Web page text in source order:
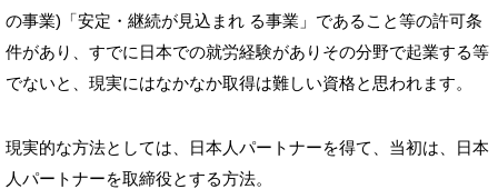
の事業)「安定・継続が見込まれ る事業」であること等の許可条
件があり、すでに日本での就労経験がありその分野で起業する等
でないと、現実にはなかなか取得は難しい資格と思われます。
現実的な方法としては、日本人パートナーを得て、当初は、日本
人パートナーを取締役とする方法。